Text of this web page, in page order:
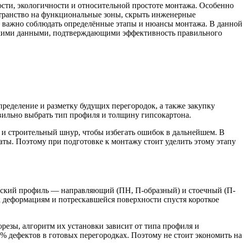
экологичности и относительной простоте монтажа. Особенно
на функциональные зоны, скрыть инженерные
соблюдать определённые этапы и нюансы монтажа. В данной
данными, подтверждающими эффективность правильного
и разметку будущих перегородок, а также закупку
выбрать тип профиля и толщину гипсокартона.
и строительный шнур, чтобы избегать ошибок в дальнейшем. В
Поэтому при подготовке к монтажу стоит уделить этому этапу
профиль — направляющий (ПН, П-образный) и стоечный (П-
и потрескавшейся поверхности спустя короткое
алгоритм их установки зависит от типа профиля и
в готовых перегородках. Поэтому не стоит экономить на